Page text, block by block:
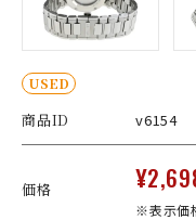
USED
商品ID v6154
価格
※表示価